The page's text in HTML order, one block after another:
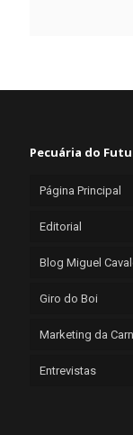
Pecuária do
Página Principal
Editorial
Blog Miguel
Giro do Boi
Marketing da
Entrevistas